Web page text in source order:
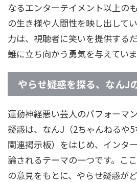
なるエンターテイメント以上の
の生き様や人間性を映し出して
力は、視聴者に笑いを提供する
難に立ち向かう勇気を与えていま
やらせ疑惑を探る、なんJ
運動神経悪い芸人のパフォーマ
疑惑は、なんJ（2ちゃんねるや
関連掲示板）をはじめ、インタ
論されるテーマの一つです。こ
の意見をもとに、やらせ疑惑が